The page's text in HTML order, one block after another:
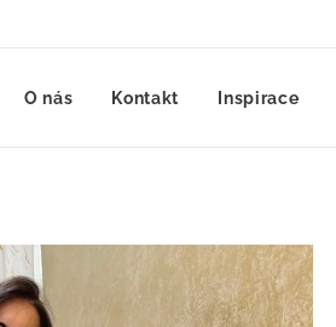
O nás Kontakt Inspirace